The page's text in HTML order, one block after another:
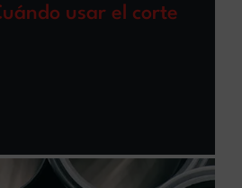
usar el corte